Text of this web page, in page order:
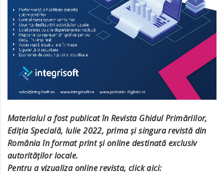
Materialul a fost publicat în Revista Ghidul Primăriilor,
Ediția Specială, Iulie 2022, prima și singura revistă din
România în format print și online destinată exclusiv
autorităților locale.
Pentru a vizualiza online revista, click aici: